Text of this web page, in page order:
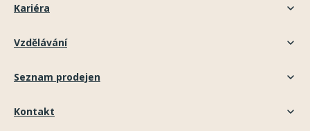
Kariéra
Vzdělávání
Seznam prodejen
Kontakt